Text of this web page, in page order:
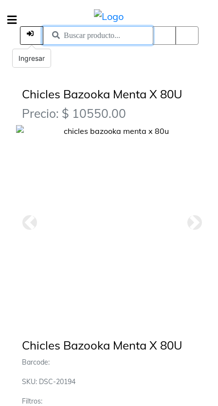
Chicles Bazooka Menta X 80U
Precio: $ 10550.00
Chicles Bazooka Menta X 80U
Barcode:
SKU: DSC-20194
Filtros:
Ingresar